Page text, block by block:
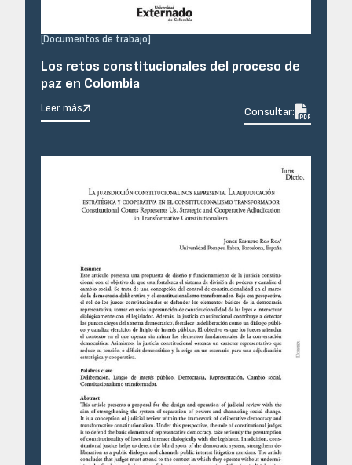
[Documentos de trabajo]
Los retos constitucionales del proceso de
paz en Colombia
Leer más Consultar: 